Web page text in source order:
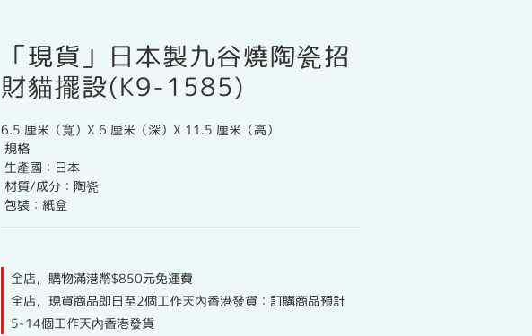
「現貨」日本製九谷燒陶瓷招
財貓擺設(K9-1585)
6.5 厘米（寬）X 6 厘米（深）X 11.5 厘米（高）
規格
生產國：日本
材質/成分：陶瓷
包裝：紙盒
全店，購物滿港幣$850元免運費
全店，現貨商品即日至2個工作天內香港發貨：訂購商品預計
5-14個工作天內香港發貨